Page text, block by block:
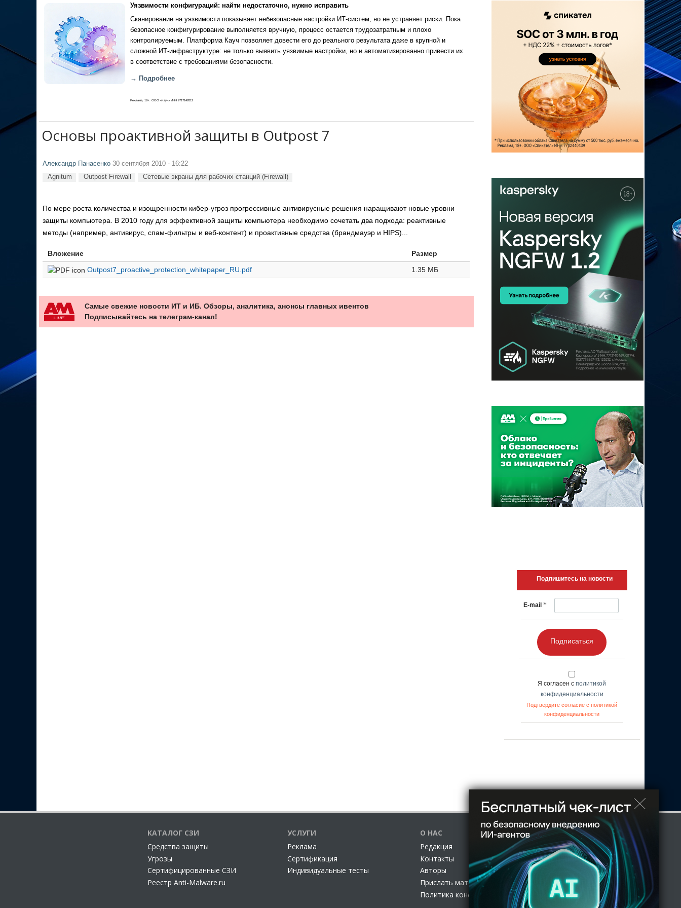
Уязвимости конфигураций: найти недостаточно, нужно исправить
Сканирование на уязвимости показывает небезопасные настройки ИТ-систем, но не устраняет риски. Пока
безопасное конфигурирование выполняется вручную, процесс остается трудозатратным и плохо
контролируемым. Платформа Кауч позволяет довести его до реального результата даже в крупной и
сложной ИТ-инфраструктуре: не только выявить уязвимые настройки, но и автоматизированно привести их
в соответствие с требованиями безопасности.
→ Подробнее
Реклама, 18+. ООО «Кауч» ИНН 9717142012
Основы проактивной защиты в Outpost 7
Александр Панасенко 30 сентября 2010 - 16:22
Agnitum Outpost Firewall Сетевые экраны для рабочих станций (Firewall)
По мере роста количества и изощренности кибер‐угроз прогрессивные антивирусные решения наращивают новые уровни
защиты компьютера. В 2010 году для эффективной защиты компьютера необходимо сочетать два подхода: реактивные
методы (например, антивирус, спам‐фильтры и веб‐контент) и проактивные средства (брандмауэр и HIPS)...
Вложение
Размер
Outpost7_proactive_protection_whitepaper_RU.pdf
1.35 МБ
Самые свежие новости ИТ и ИБ. Обзоры, аналитика, анонсы главных ивентов
Подписывайтесь на телеграм-канал!
Подпишитесь на новости
E-mail *
Подписаться
Я согласен с политикой
конфиденциальности
Подтвердите согласие с политикой
конфиденциальности
КАТАЛОГ СЗИ
Cредства защиты
Угрозы
Сертифицированные СЗИ
Реестр Anti-Malware.ru
УСЛУГИ
Реклама
Сертификация
Индивидуальные тесты
О НАС
Редакция
Контакты
Авторы
Прислать материал
Политика конфиденциальности